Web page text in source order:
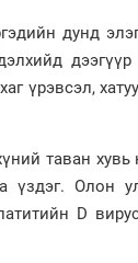
дунд
үрэвсэл,
таван хувь
үздэг. Олон
D